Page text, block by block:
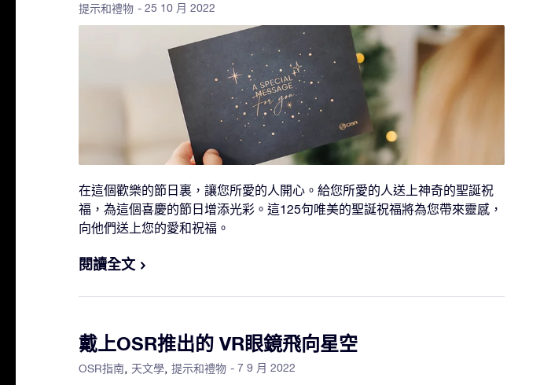
提示和禮物 - 25 10 月 2022
在這個歡樂的節日裏，讓您所愛的人開心。給您所愛的人送上神奇的聖誕祝
福，為這個喜慶的節日增添光彩。這125句唯美的聖誕祝福將為您帶來靈感，
向他們送上您的愛和祝福。
閱讀全文
戴上OSR推出的 VR眼鏡飛向星空
OSR指南 天文學 提示和禮物 - 7 9 月 2022